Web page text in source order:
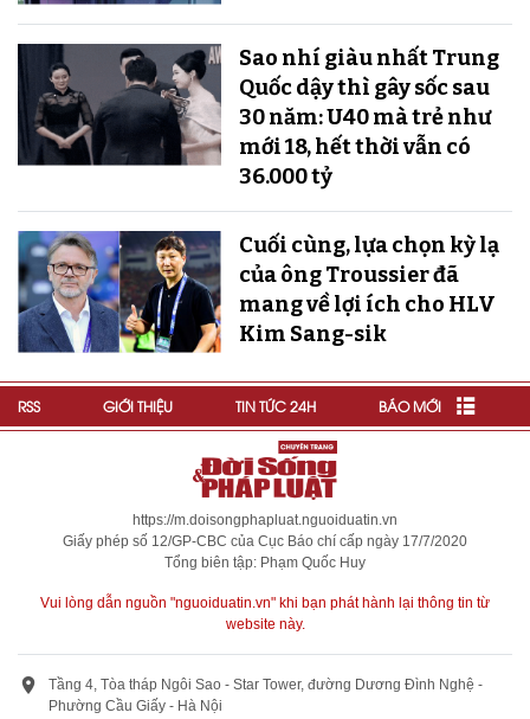
Sao nhí giàu nhất Trung
Quốc dậy thì gây sốc sau
30 năm: U40 mà trẻ như
mới 18, hết thời vẫn có
36.000 tỷ
Cuối cùng, lựa chọn kỳ lạ
của ông Troussier đã
mang về lợi ích cho HLV
Kim Sang-sik
RSS GIỚI THIỆU TIN TỨC 24H BÁO MỚI
https://m.doisongphapluat.nguoiduatin.vn
Giấy phép số 12/GP-CBC của Cục Báo chí cấp ngày 17/7/2020
Tổng biên tập: Phạm Quốc Huy
Vui lòng dẫn nguồn "nguoiduatin.vn" khi bạn phát hành lại thông tin từ
website này.
Tầng 4, Tòa tháp Ngôi Sao - Star Tower, đường Dương Đình Nghệ -
Phường Cầu Giấy - Hà Nội